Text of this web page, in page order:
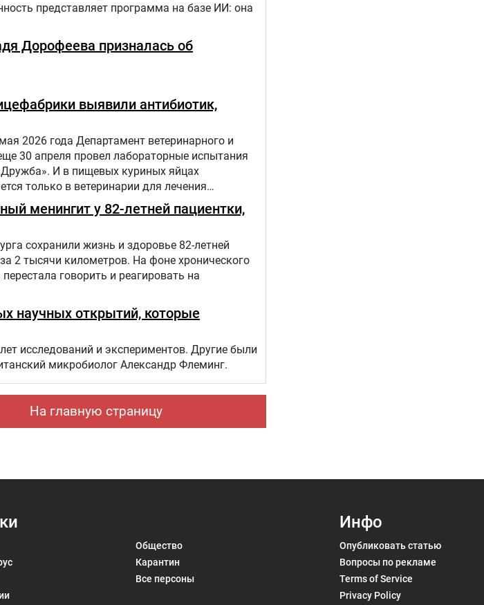
представляет программа на базе ИИ: она
Дорофеева призналась об
выявили антибиотик,
2026 года Департамент ветеринарного и
30 апреля провел лабораторные испытания
И в пищевых куриных яйцах
только в ветеринарии для лечения
менингит у 82-летней пациентки,
сохранили жизнь и здоровье 82-летней
2 тысячи километров. На фоне хронического
говорить и реагировать на
научных открытий, которые
исследований и экспериментов. Другие были
микробиолог Александр Флеминг.
На главную страницу
Общество
Карантин
Все персоны
Инфо
Опубликовать статью
Вопросы по рекламе
Terms of Service
Privacy Policy